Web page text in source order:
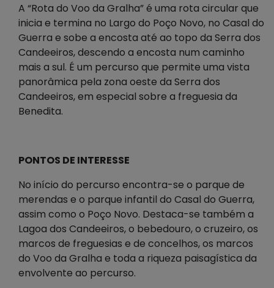
A “Rota do Voo da Gralha” é uma rota circular que
inicia e termina no Largo do Poço Novo, no Casal do
Guerra e sobe a encosta até ao topo da Serra dos
Candeeiros, descendo a encosta num caminho
mais a sul. É um percurso que permite uma vista
panorâmica pela zona oeste da Serra dos
Candeeiros, em especial sobre a freguesia da
Benedita.
PONTOS DE INTERESSE
No início do percurso encontra-se o parque de
merendas e o parque infantil do Casal do Guerra,
assim como o Poço Novo. Destaca-se também a
Lagoa dos Candeeiros, o bebedouro, o cruzeiro, os
marcos de freguesias e de concelhos, os marcos
do Voo da Gralha e toda a riqueza paisagística da
envolvente ao percurso.